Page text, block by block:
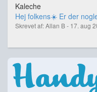
Kaleche
Hej folkens☀️ Er der
Skrevet af: Allan B - 17. aug